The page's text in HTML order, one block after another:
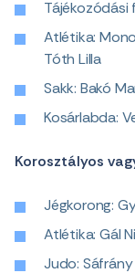
Tájékozódási
Atlétika:
Tóth Lilla
Sakk: Bakó
Kosárlabda:
Korosztályos
Jégkorong:
Atlétika: Gál
Judo: